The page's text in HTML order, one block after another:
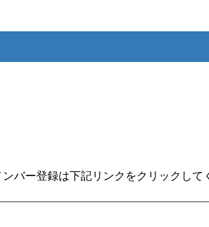
バー登録は下記リンクをクリックして